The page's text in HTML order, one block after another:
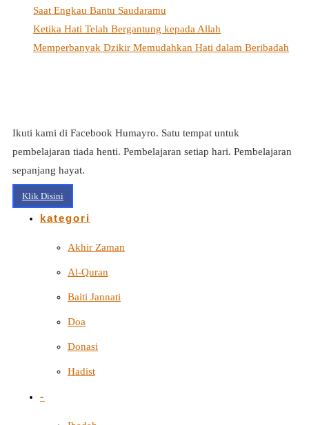
Saat Engkau Bantu Saudaramu
Ketika Hati Telah Bergantung kepada Allah
Memperbanyak Dzikir Memudahkan Hati dalam Beribadah
Ikuti kami di Facebook Humayro. Satu tempat untuk
pembelajaran tiada henti. Pembelajaran setiap hari. Pembelajaran
sepanjang hayat.
Klik Disini
kategori
Akhir Zaman
Al-Quran
Baiti Jannati
Doa
Donasi
Hadist
-